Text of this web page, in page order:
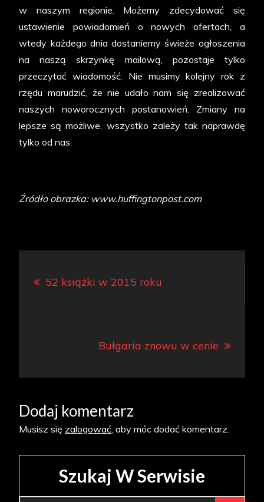
w naszym regionie. Możemy zdecydować się
ustawienie powiadomień o nowych ofertach, a
wtedy każdego dnia dostaniemy świeże ogłoszenia
na naszą skrzynkę mailową, pozostaje tylko
przeczytać wiadomość. Nie musimy kolejny rok z
rzędu marudzić, że nie udało nam się zrealizować
naszych noworocznych postanowień. Zmiany na
lepsze są możliwe, wszystko zależy tak naprawdę
tylko od nas.
Źródło obrazka: www.huffingtonpost.com
wpisu
52 książki w 2015 roku
Bułgaria znowu w cenie
Dodaj komentarz
Musisz się zalogować , aby móc dodać komentarz.
Szukaj W Serwisie